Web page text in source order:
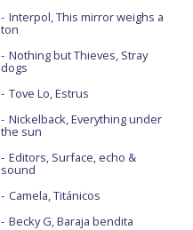
Interpol, This mirror weighs a
ton
Nothing but Thieves, Stray
dogs
Tove Lo, Estrus
Nickelback, Everything under
the sun
Editors, Surface, echo &
sound
Camela, Titánicos
Becky G, Baraja bendita